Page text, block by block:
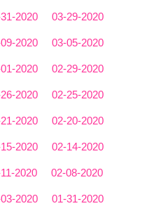
2020 03-29-2020
2020 03-05-2020
2020 02-29-2020
2020 02-25-2020
2020 02-20-2020
2020 02-14-2020
2020 02-08-2020
2020 01-31-2020